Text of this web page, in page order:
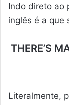
Indo direto ao
inglês é a que
THERE’S
Literalmente,